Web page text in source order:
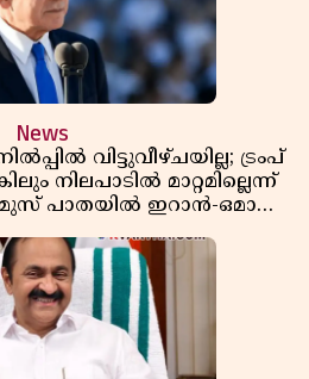
News
വിട്ടുവീഴ്ചയില്ല; ട്രംപ്
നിലപാടിൽ മാറ്റമില്ലെന്ന്
പാതയിൽ ഇറാൻ-ഒമാൻ